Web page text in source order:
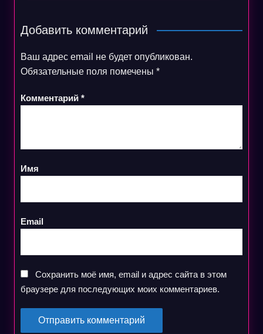
Добавить комментарий
Ваш адрес email не будет опубликован.
Обязательные поля помечены *
Комментарий *
Имя
Email
Сохранить моё имя, email и адрес сайта в этом
браузере для последующих моих комментариев.